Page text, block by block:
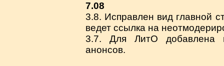
7.08
3.8. Исправлен вид главной
ведет ссылка на
3.7. Для ЛитО добавлена
анонсов.